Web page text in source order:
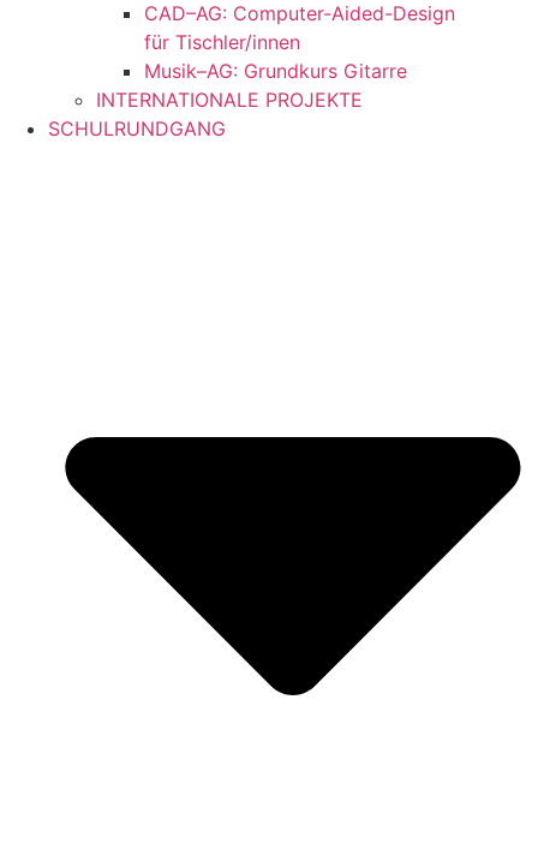
CAD–AG: Computer-Aided-Design
für Tischler/innen
Musik–AG: Grundkurs Gitarre
INTERNATIONALE PROJEKTE
SCHULRUNDGANG